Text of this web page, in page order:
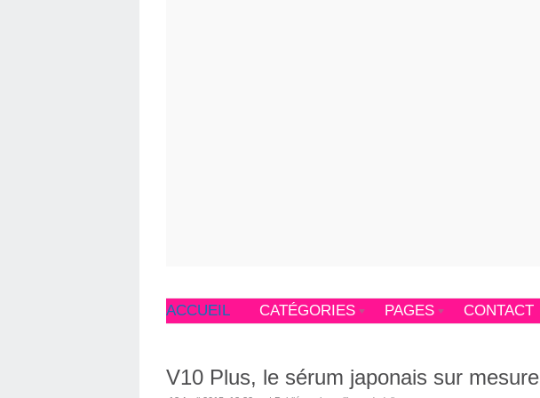
ACCUEIL CATÉGORIES PAGES CONTACT
V10 Plus, le sérum japonais sur mesure